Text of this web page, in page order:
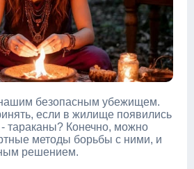
безопасным убежищем.
если в жилище появились
тараканы? Конечно, можно
методы борьбы с ними, и
решением.